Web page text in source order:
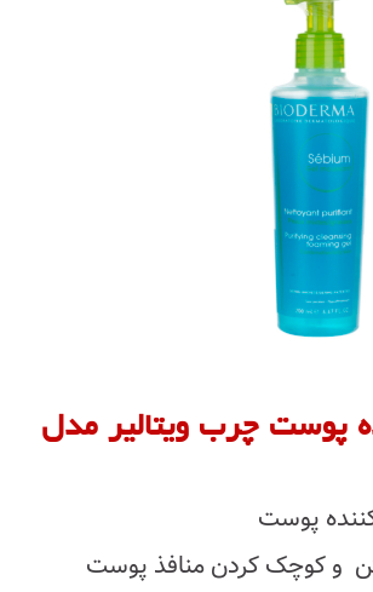
پوست چرب ویتالیر مدل
پوست
و کوچک کردن منافذ پوست